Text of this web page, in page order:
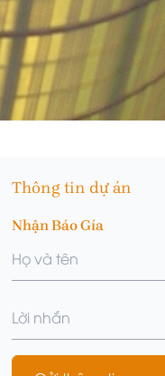
Thông tin dự án
Nhận Báo Gía